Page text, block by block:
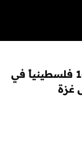
أخبار اقليمية ودولية | مقتل 14 فلسطينياً في
غزة